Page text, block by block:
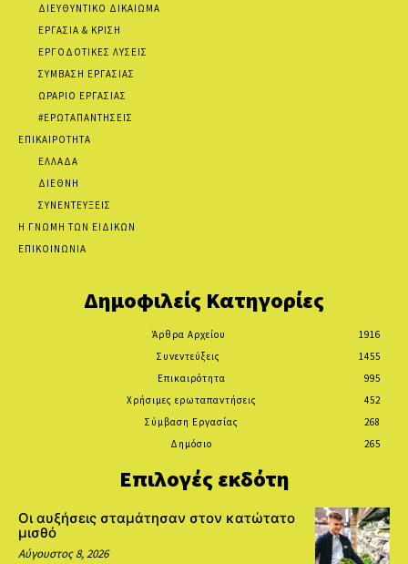
ΔΙΕΥΘΥΝΤΙΚΟ ΔΙΚΑΙΩΜΑ
ΕΡΓΑΣΙΑ & ΚΡΙΣΗ
ΕΡΓΟΔΟΤΙΚΕΣ ΛΥΣΕΙΣ
ΣΥΜΒΑΣΗ ΕΡΓΑΣΙΑΣ
ΩΡΑΡΙΟ ΕΡΓΑΣΙΑΣ
#ΕΡΩΤΑΠΑΝΤΗΣΕΙΣ
ΕΠΙΚΑΙΡΟΤΗΤΑ
ΕΛΛΑΔΑ
ΔΙΕΘΝΗ
ΣΥΝΕΝΤΕΥΞΕΙΣ
Η ΓΝΩΜΗ ΤΩΝ ΕΙΔΙΚΩΝ
ΕΠΙΚΟΙΝΩΝΙΑ
Δημοφιλείς Κατηγορίες
Άρθρα Αρχείου
1916
Συνεντεύξεις
1455
Επικαιρότητα
995
Χρήσιμες ερωταπαντήσεις
452
Σύμβαση Εργασίας
268
Δημόσιο
265
Επιλογές εκδότη
Οι αυξήσεις σταμάτησαν στον κατώτατο
μισθό
Αύγουστος 8, 2026